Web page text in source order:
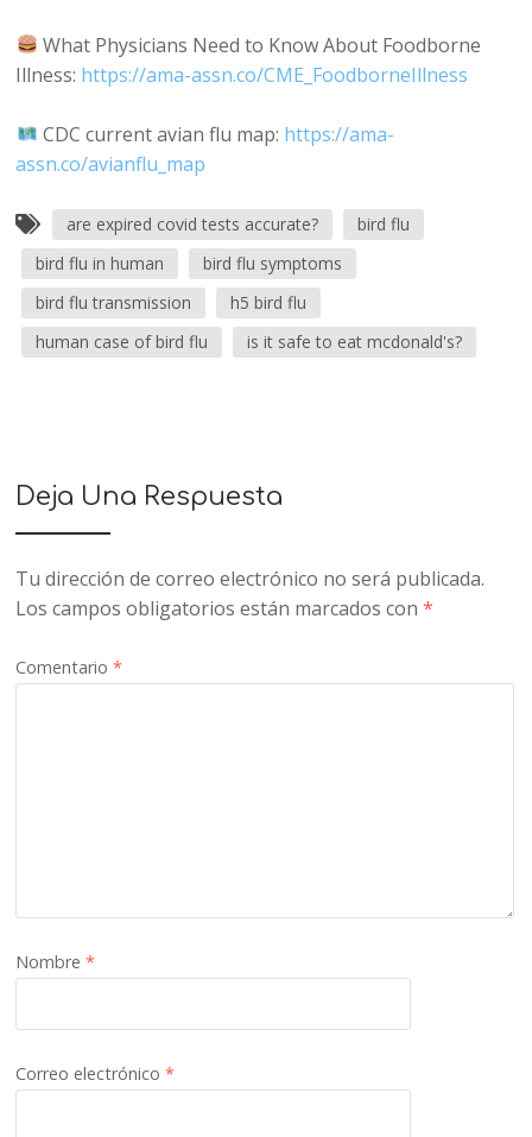
What Physicians Need to Know About Foodborne
Illness: https://ama-assn.co/CME_FoodborneIllness
CDC current avian flu map: https://ama-
assn.co/avianflu_map
are expired covid tests accurate?
bird flu
bird flu in human
bird flu symptoms
bird flu transmission
h5 bird flu
human case of bird flu
is it safe to eat mcdonald's?
Deja Una Respuesta
Tu dirección de correo electrónico no será publicada.
Los campos obligatorios están marcados con*
Comentario*
Nombre*
Correo electrónico*